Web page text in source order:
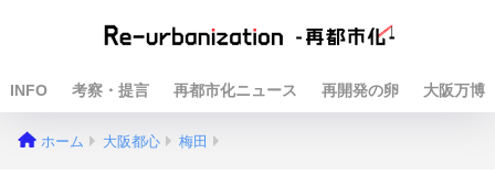
INFO 考察・提言 再都市化ニュース 再開発の卵 大阪万博
ホーム 大阪都心 梅田